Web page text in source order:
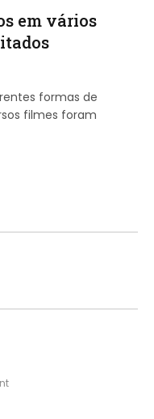
em vários
formas de
filmes foram